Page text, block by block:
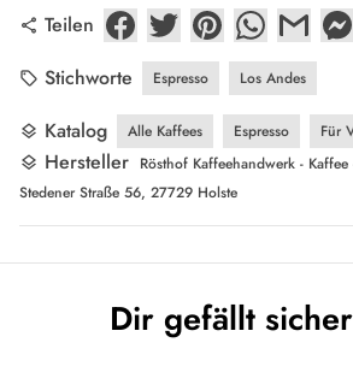
share Teilen
local_offer Stichworte Espresso Los Andes
layers Katalog Alle Kaffees Espresso Für
layers Hersteller Rösthof Kaffeehandwerk -
Stedener Straße 56, 27729 Holste
Dir gefällt